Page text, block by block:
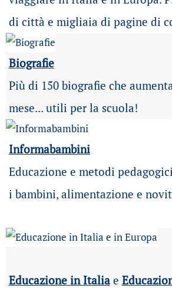
di città e migliaia di pagine di
Biografie
Più di 150 biografie che
mese... utili per la scuola!
Informabambini
Educazione e metodi
i bambini, alimentazione e
Educazione in Italiae